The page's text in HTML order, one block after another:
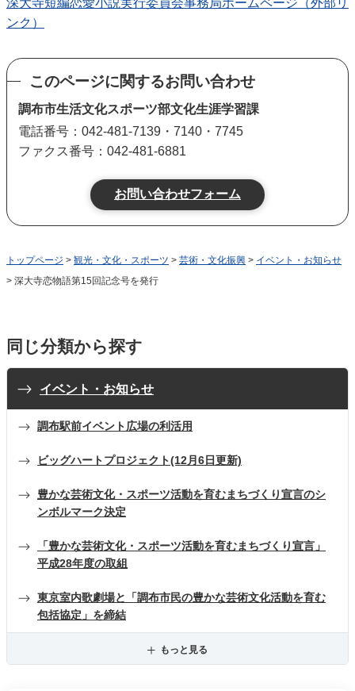
ンク）
このページに関するお問い合わせ
調布市生活文化スポーツ部文化生涯学習課
電話番号：042-481-7139・7140・7745
ファクス番号：042-481-6881
トップページ > 観光・文化・スポーツ > 芸術・文化振興 > イベント・お知らせ
> 深大寺恋物語第15回記念号を発行
同じ分類から探す
イベント・お知らせ
調布駅前イベント広場の利活用
ビッグハートプロジェクト(12月6日更新)
豊かな芸術文化・スポーツ活動を育むまちづくり宣言のシ
ンボルマーク決定
「豊かな芸術文化・スポーツ活動を育むまちづくり宣言」
平成28年度の取組
東京室内歌劇場と「調布市民の豊かな芸術文化活動を育む
包括協定」を締結
もっと見る